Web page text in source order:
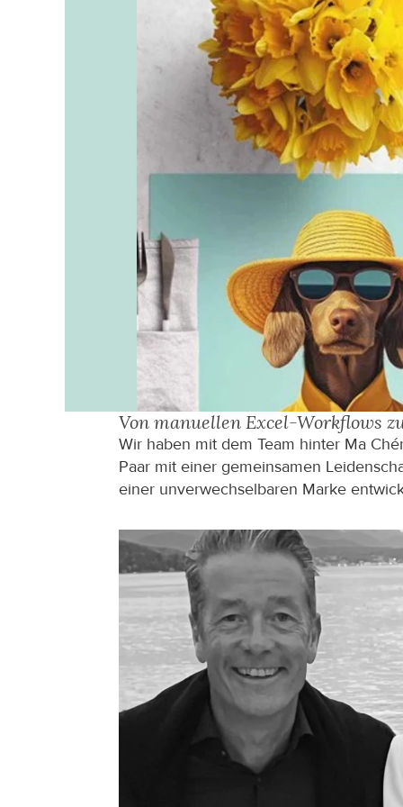
Von manuellen Excel-Workflows
Wir haben mit dem Team hinter Ma
Paar mit einer gemeinsamen
einer unverwechselbaren Marke